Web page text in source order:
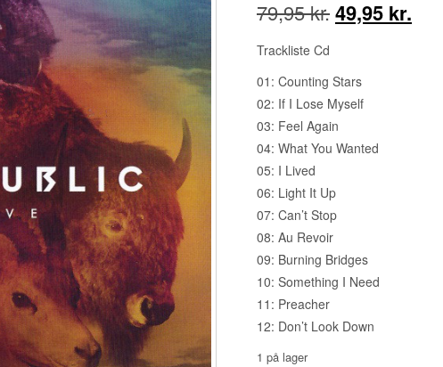
79,95kr.Den
pris
var:
79,95 kr..
49,95 kr.
Trackliste Cd
01: Counting Stars
02: If I Lose Myself
03: Feel Again
04: What You Wanted
05: I Lived
06: Light It Up
07: Can’t Stop
08: Au Revoir
09: Burning Bridges
10: Something I Need
11: Preacher
12: Don’t Look Down
1 på lager